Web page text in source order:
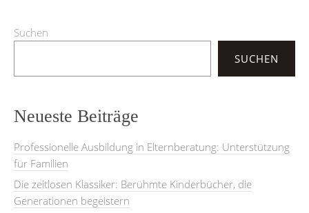
Suchen
SUCHEN
Neueste Beiträge
Professionelle Ausbildung in Elternberatung: Unterstützung
für Familien
Die zeitlosen Klassiker: Berühmte Kinderbücher, die
Generationen begeistern